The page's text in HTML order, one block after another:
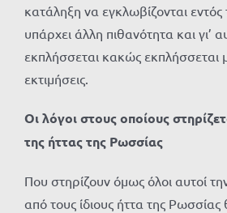
κατάληξη να εγκλωβίζονται εντός
υπάρχει άλλη πιθανότητα και γι’
εκπλήσσεται κακώς εκπλήσσεται
εκτιμήσεις.
Οι λόγοι στους οποίους
της ήττας της Ρωσσίας
Που στηρίζουν όμως όλοι αυτοί
από τους ίδιους ήττα της